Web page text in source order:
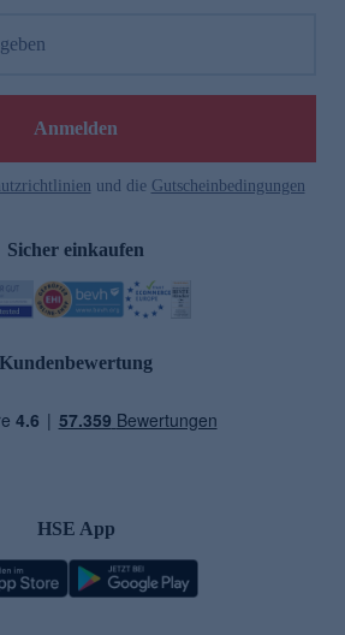
Anmelden
und die Gutscheinbedingungen
Sicher einkaufen
Kundenbewertung
HSE App